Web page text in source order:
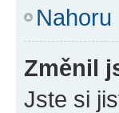
Nahoru
Změnil
Jste si